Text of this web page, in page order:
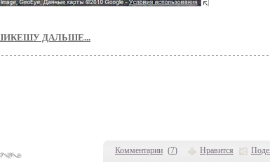
Комментарии (7) Нравится
ДАЛЬШЕ...